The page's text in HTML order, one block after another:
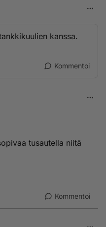
kanssa.
Kommentoi
tusautella niitä
Kommentoi